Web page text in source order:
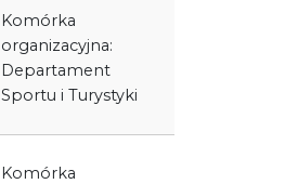
Komórka
organizacyjna:
Departament
Sportu i Turystyki
Komórka